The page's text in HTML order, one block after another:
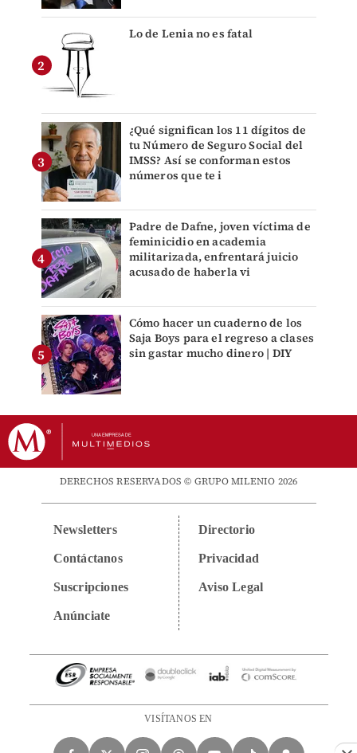
Lo de Lenia no es fatal
¿Qué significan los 11 dígitos de
tu Número de Seguro Social del
IMSS? Así se conforman estos
números que te i
Padre de Dafne, joven víctima de
feminicidio en academia
militarizada, enfrentará juicio
acusado de haberla vi
Cómo hacer un cuaderno de los
Saja Boys para el regreso a clases
sin gastar mucho dinero | DIY
DERECHOS RESERVADOS © GRUPO MILENIO 2026
Newsletters
Contáctanos
Suscripciones
Anúnciate
Directorio
Privacidad
Aviso Legal
VISÍTANOS EN